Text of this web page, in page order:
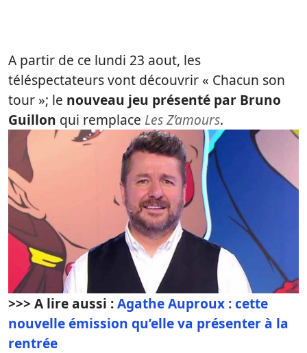
A partir de ce lundi 23 aout, les
téléspectateurs vont découvrir « Chacun son
tour »; le nouveau jeu présenté par Bruno
Guillon qui remplace Les Z’amours.
>>> A lire aussi :Agathe Auproux : cette
nouvelle émission qu’elle va présenter à la
rentrée